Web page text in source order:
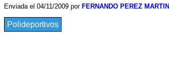
Enviada el 04/11/2009 por FERNANDO PEREZ MARTIN
Polideportivos